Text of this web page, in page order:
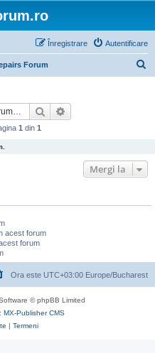
Autentificare
Înregistrare
Forum
Căutare
1 din 1
Mergi la
acest forum
forum
Ora este UTC+03:00 Europe/Bucharest
© phpBB Limited
MX-Publisher CMS
| Termeni